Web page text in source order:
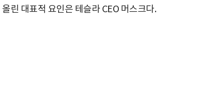
린 대표적 요인은 테슬라 CEO 머스크다.